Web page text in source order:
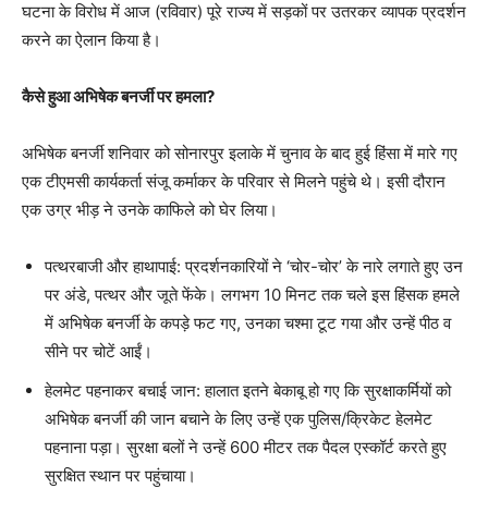
घटना के विरोध में आज (रविवार) पूरे राज्य में सड़कों पर उतरकर व्यापक प्रदर्शन
करने का ऐलान किया है।
कैसे हुआ अभिषेक बनर्जी पर हमला?
अभिषेक बनर्जी शनिवार को सोनारपुर इलाके में चुनाव के बाद हुई हिंसा में मारे गए
एक टीएमसी कार्यकर्ता संजू कर्माकर के परिवार से मिलने पहुंचे थे। इसी दौरान
एक उग्र भीड़ ने उनके काफिले को घेर लिया।
पत्थरबाजी और हाथापाई: प्रदर्शनकारियों ने ‘चोर-चोर’ के नारे लगाते हुए उन
पर अंडे, पत्थर और जूते फेंके। लगभग 10 मिनट तक चले इस हिंसक हमले
में अभिषेक बनर्जी के कपड़े फट गए, उनका चश्मा टूट गया और उन्हें पीठ व
सीने पर चोटें आईं।
हेलमेट पहनाकर बचाई जान: हालात इतने बेकाबू हो गए कि सुरक्षाकर्मियों को
अभिषेक बनर्जी की जान बचाने के लिए उन्हें एक पुलिस/क्रिकेट हेलमेट
पहनाना पड़ा। सुरक्षा बलों ने उन्हें 600 मीटर तक पैदल एस्कॉर्ट करते हुए
सुरक्षित स्थान पर पहुंचाया।